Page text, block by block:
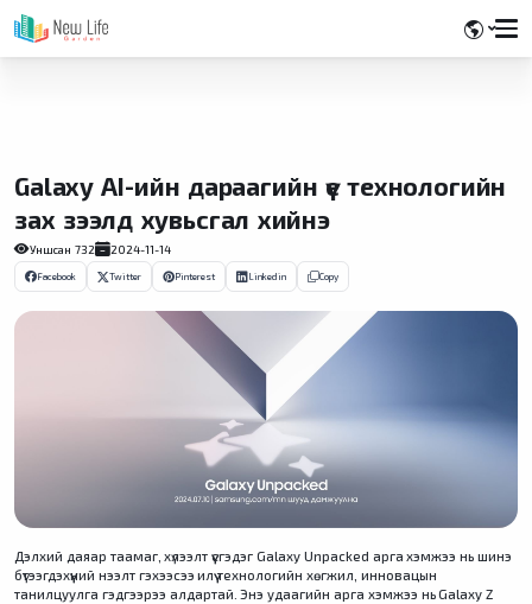
Galaxy AI-ийн дараагийн үе технологийн
зах зээлд хувьсгал хийнэ
Уншсан 732 2024-11-14
Facebook Twitter Pinterest Linkedin Copy
Дэлхий даяар таамаг, хүлээлт үүсгэдэг Galaxy Unpacked арга хэмжээ нь шинэ
бүтээгдэхүүний нээлт гэхээсээ илүү технологийн хөгжил, инновацын
танилцуулга гэдгээрээ алдартай. Энэ удаагийн арга хэмжээ нь Galaxy Z